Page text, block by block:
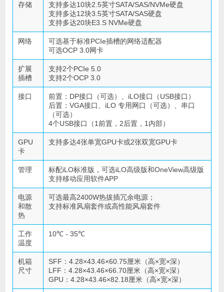
存储
支持多达10块2.5英寸SATA/SAS/NVMe硬盘
支持多达12块3.5英寸SATA/SAS硬盘
支持多达20块E3.S NVMe硬盘
网络
可选基于标准PCIe插槽的网络适配器
可选OCP 3.0网卡
扩展
插槽
支持2个PCIe 5.0
支持2个OCP 3.0
接口
前置：DP接口（可选）、iLO接口（USB接口）
后置：VGA接口、iLO 专用网口（可选）、串口
（可选）
4个USB接口（1前置，2后置，1内部）
GPU
卡
支持多达4张单宽GPU卡或2张双宽GPU卡
管理
标配iLO标准版，可选iLO高级版和OneView高级版
支持移动应用软件APP
电源
和散
热
可选最高2400W热拔插冗余电源；
支持标准风扇套件或高性能风扇套件
工作
温度
10℃ - 35℃
机箱
尺寸
SFF：4.28×43.46×60.75厘米（高×宽×深）
LFF：4.28×43.46×66.70厘米（高×宽×深）
GPU：4.28×43.46×82.18厘米（高×宽×深）